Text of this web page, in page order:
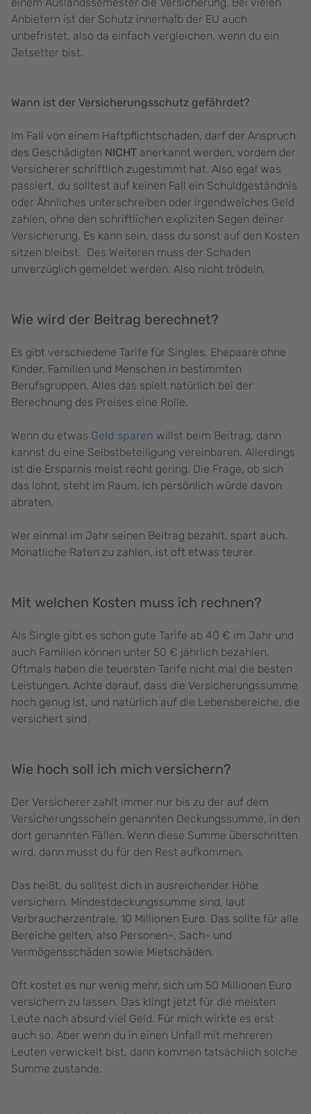
einem Auslandssemester die Versicherung. Bei vielen
Anbietern ist der Schutz innerhalb der EU auch
unbefristet, also da einfach vergleichen, wenn du ein
Jetsetter bist.
Wann ist der Versicherungsschutz gefährdet?
Im Fall von einem Haftpflichtschaden, darf der Anspruch
des Geschädigten NICHT anerkannt werden, vordem der
Versicherer schriftlich zugestimmt hat. Also egal was
passiert, du solltest auf keinen Fall ein Schuldgeständnis
oder Ähnliches unterschreiben oder irgendwelches Geld
zahlen, ohne den schriftlichen expliziten Segen deiner
Versicherung. Es kann sein, dass du sonst auf den Kosten
sitzen bleibst. Des Weiteren muss der Schaden
unverzüglich gemeldet werden. Also nicht trödeln.
Wie wird der Beitrag berechnet?
Es gibt verschiedene Tarife für Singles, Ehepaare ohne
Kinder, Familien und Menschen in bestimmten
Berufsgruppen. Alles das spielt natürlich bei der
Berechnung des Preises eine Rolle.
Wenn du etwas Geld sparen willst beim Beitrag, dann
kannst du eine Selbstbeteiligung vereinbaren. Allerdings
ist die Ersparnis meist recht gering. Die Frage, ob sich
das lohnt, steht im Raum. Ich persönlich würde davon
abraten.
Wer einmal im Jahr seinen Beitrag bezahlt, spart auch.
Monatliche Raten zu zahlen, ist oft etwas teurer.
Mit welchen Kosten muss ich rechnen?
Als Single gibt es schon gute Tarife ab 40 € im Jahr und
auch Familien können unter 50 € jährlich bezahlen.
Oftmals haben die teuersten Tarife nicht mal die besten
Leistungen. Achte darauf, dass die Versicherungssumme
hoch genug ist, und natürlich auf die Lebensbereiche, die
versichert sind.
Wie hoch soll ich mich versichern?
Der Versicherer zahlt immer nur bis zu der auf dem
Versicherungsschein genannten Deckungssumme, in den
dort genannten Fällen. Wenn diese Summe überschritten
wird, dann musst du für den Rest aufkommen.
Das heißt, du solltest dich in ausreichender Höhe
versichern. Mindestdeckungssumme sind, laut
Verbraucherzentrale, 10 Millionen Euro. Das sollte für alle
Bereiche gelten, also Personen-, Sach- und
Vermögensschäden sowie Mietschäden.
Oft kostet es nur wenig mehr, sich um 50 Millionen Euro
versichern zu lassen. Das klingt jetzt für die meisten
Leute nach absurd viel Geld. Für mich wirkte es erst
auch so. Aber wenn du in einen Unfall mit mehreren
Leuten verwickelt bist, dann kommen tatsächlich solche
Summe zustande.